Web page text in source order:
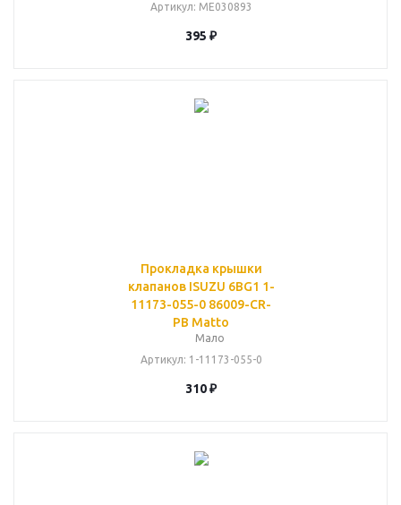
Артикул: ME030893
395 ₽
Прокладка крышки
клапанов ISUZU 6BG1 1-
11173-055-0 86009-CR-
PB Matto
Мало
Артикул: 1-11173-055-0
310₽